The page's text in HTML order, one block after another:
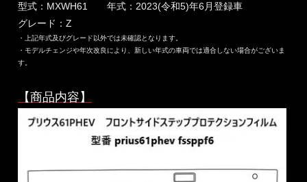
型式：MXWH61 年式：2023(令和5)年6月登録車
グレード：Z
・上記年式及びグレード以外では未確認となります。
・モデルチェンジや年次改良により、新しい年式の車両では適合しない場合がございま
す。
【商品内容】